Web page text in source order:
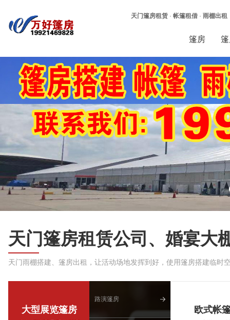
天门篷房租赁· 帐篷租借· 雨棚出租
篷房
天门篷房租赁公司、婚宴大
天门雨棚搭建、篷房出租，让活动场地发挥到好，使用篷房搭建临时
大型展览篷房
路演篷房
欧式帐